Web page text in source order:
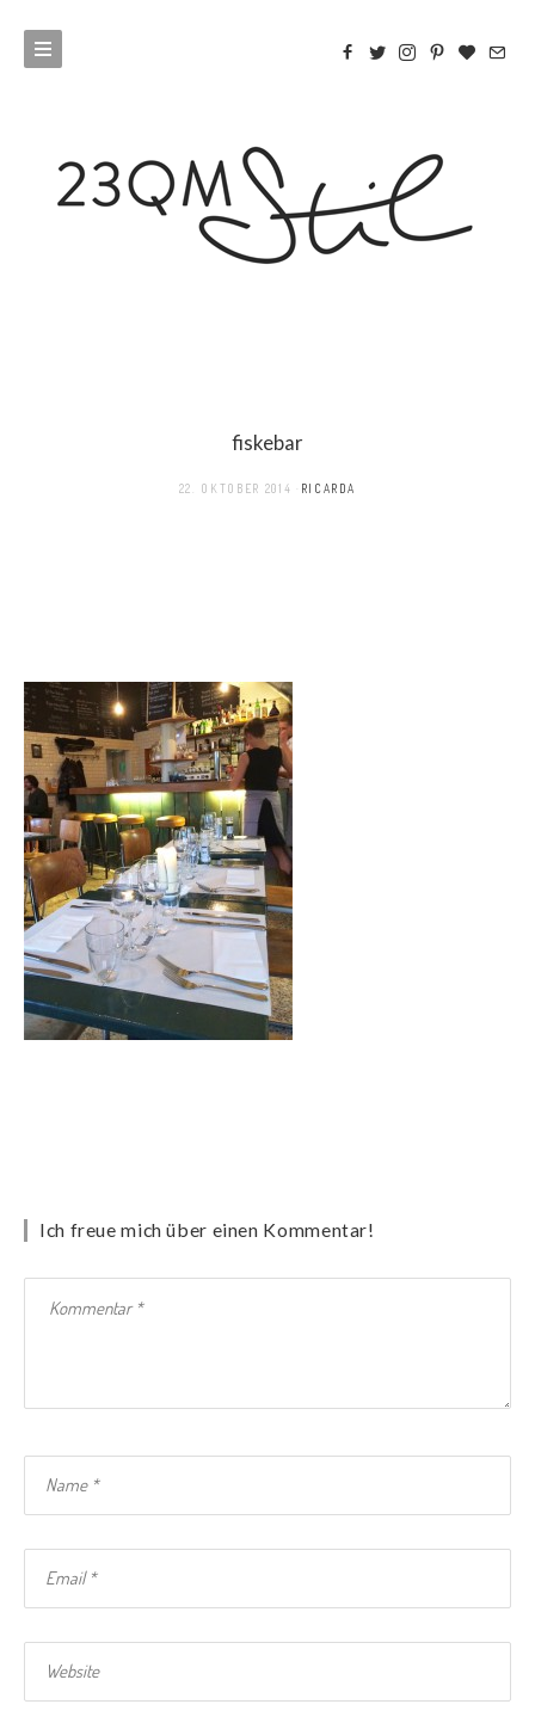
fiskebar
22. OKTOBER 2014 RICARDA
Ich freue mich über einen Kommentar!